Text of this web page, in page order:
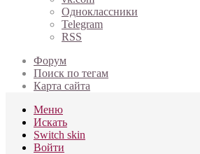
Одноклассники
Telegram
RSS
Форум
Поиск по тегам
Карта сайта
Меню
Искать
Switch skin
Войти